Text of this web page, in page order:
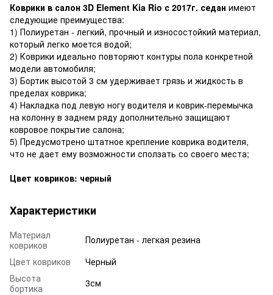
Коврики в салон 3D Element Kia Rio с 2017г. седан имеют
следующие преимущества:
1) Полиуретан - легкий, прочный и износостойкий материал,
который легко моется водой;
2) Коврики идеально повторяют контуры пола конкретной
модели автомобиля;
3) Бортик высотой 3 см удерживает грязь и жидкость в
пределах коврика;
4) Накладка под левую ногу водителя и коврик-перемычка
на колонну в заднем ряду дополнительно защищают
ковровое покрытие салона;
5) Предусмотрено штатное крепление коврика водителя,
что не дает ему возможности сползать со своего места;
Цвет ковриков: черный
Характеристики
Материал
ковриков
Полиуретан - легкая резина
Цвет ковриков
Черный
Высота
бортика
3см